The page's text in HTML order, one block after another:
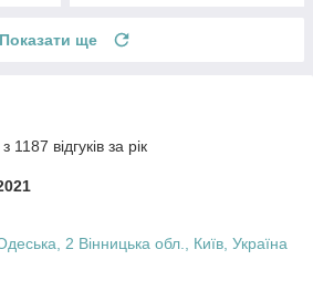
Показати ще
відгуків за рік
2 Вінницька обл., Київ, Україна